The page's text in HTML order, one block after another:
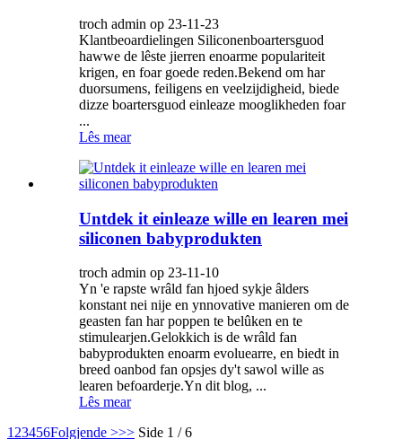
troch admin op 23-11-23
Klantbeoardielingen Siliconenboartersguod
hawwe de lêste jierren enoarme populariteit
krigen, en foar goede reden.Bekend om har
duorsumens, feiligens en veelzijdigheid, biede
dizze boartersguod einleaze mooglikheden foar
...
Lês mear
Untdek it einleaze wille en learen mei
siliconen babyprodukten
troch admin op 23-11-10
Yn 'e rapste wrâld fan hjoed sykje âlders
konstant nei nije en ynnovative manieren om de
geasten fan har poppen te belûken en te
stimulearjen.Gelokkich is de wrâld fan
babyprodukten enoarm evoluearre, en biedt in
breed oanbod fan opsjes dy't sawol wille as
learen befoarderje.Yn dit blog, ...
Lês mear
123456Folgjende >>> Side 1 / 6